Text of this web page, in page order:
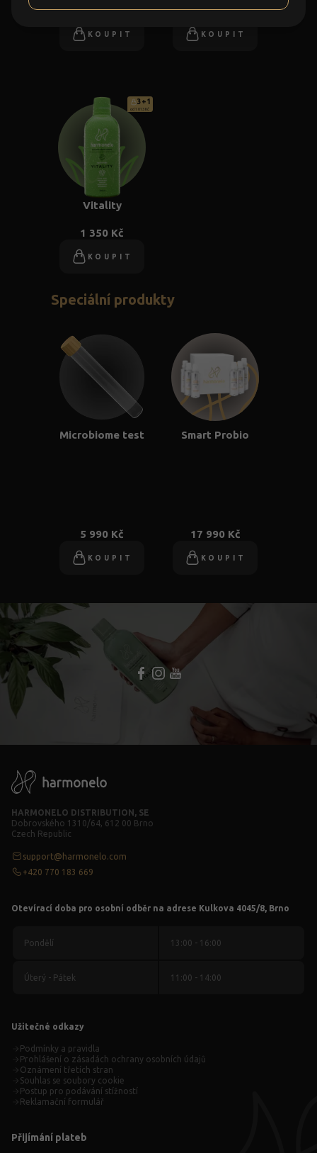
1 350 Kč
KOUPIT
1 350 Kč
KOUPIT
3+1
od 1 013 Kč
Vitality
1 350 Kč
KOUPIT
Speciální produkty
Microbiome test
5 990 Kč
KOUPIT
Smart Probio
17 990 Kč
KOUPIT
HARMONELO DISTRIBUTION, SE
Dobrovského 1310/64, 612 00 Brno
Czech Republic
support@harmonelo.com
+420 770 183 669
Otevírací doba pro osobní odběr na adrese Kulkova 4045/8, Brno
Pondělí 13:00 - 16:00
Úterý - Pátek 11:00 - 14:00
Užitečné odkazy
Podmínky a pravidla
Prohlášení o zásadách ochrany osobních údajů
Oznámení třetích stran
Souhlas se soubory cookie
Postup pro podávání stížností
Reklamační formulář
Přijímání plateb